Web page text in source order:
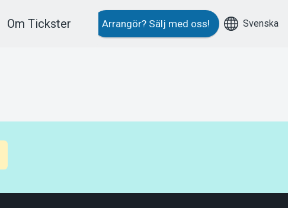
Om Tickster Arrangör? Sälj med oss! Svenska